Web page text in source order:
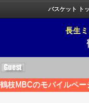
バスケット ト
長生
鶴枝MBCのモバイルペー